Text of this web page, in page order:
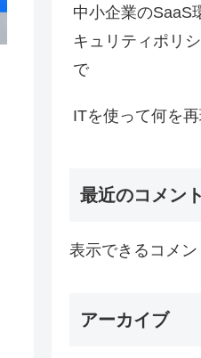
中小企業のSaaS
キュリティポリ
で
ITを使って何を
最近のコメント
表示できるコメン
アーカイブ